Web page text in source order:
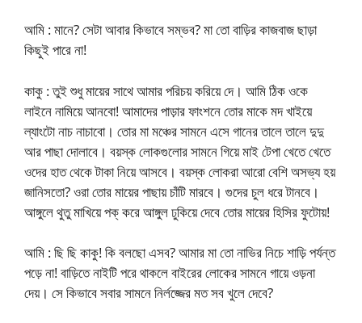
আমি : মানে? সেটা আবার কিভাবে সম্ভব? মা তো বাড়ির কাজবাজ ছাড়া
কিছুই পারে না!
কাকু : তুই শুধু মায়ের সাথে আমার পরিচয় করিয়ে দে। আমি ঠিক ওকে
লাইনে নামিয়ে আনবো! আমাদের পাড়ার ফাংশনে তোর মাকে মদ খাইয়ে
ল্যাংটো নাচ নাচাবো। তোর মা মঞ্চের সামনে এসে গানের তালে তালে দুদু
আর পাছা দোলাবে। বয়স্ক লোকগুলোর সামনে গিয়ে মাই টেপা খেতে খেতে
ওদের হাত থেকে টাকা নিয়ে আসবে। বয়স্ক লোকরা আরো বেশি অসভ্য হয়
জানিসতো? ওরা তোর মায়ের পাছায় চাঁটি মারবে। গুদের চুল ধরে টানবে।
আঙ্গুলে থুতু মাখিয়ে পক্ করে আঙ্গুল ঢুকিয়ে দেবে তোর মায়ের হিসির ফুটোয়!
আমি : ছি ছি কাকু! কি বলছো এসব? আমার মা তো নাভির নিচে শাড়ি পর্যন্ত
পড়ে না! বাড়িতে নাইটি পরে থাকলে বাইরের লোকের সামনে গায়ে ওড়না
দেয়। সে কিভাবে সবার সামনে নির্লজ্জের মত সব খুলে দেবে?